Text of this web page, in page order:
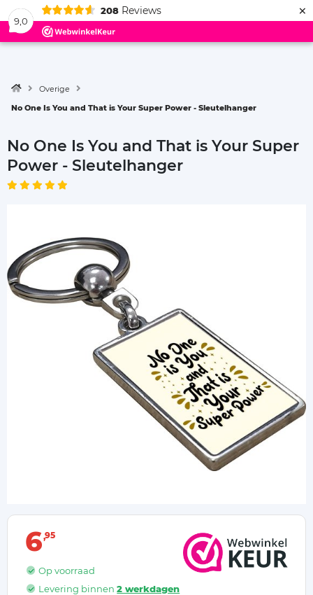
9,0
208 Reviews ×
Menu
Overige
No One Is You and That is Your Super Power - Sleutelhanger
No One Is You and That is Your Super
Power - Sleutelhanger
6 95
Op voorraad
Levering binnen2 werkdagen